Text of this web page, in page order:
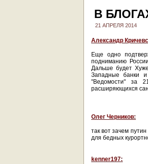
В
21 АПРЕЛЯ 2014
Александр
Еще одно
подниманию
Дальше будет
Западные банки и
"Ведомости" за
расширяющихся
Олег Черников:
так вот зачем
для бедных
kenner197: